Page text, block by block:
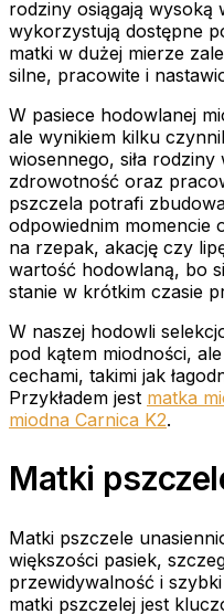
rodziny osiągają wysoką
wykorzystują dostępne
matki w dużej mierze
silne, pracowite i
W pasiece hodowlanej
ale wynikiem kilku
wiosennego, siła
zdrowotność oraz
pszczela potrafi
odpowiednim momencie
na rzepak, akację czy
wartość hodowlaną, bo
stanie w krótkim czasie
W naszej hodowli
pod kątem miodności,
cechami, takimi jak
Przykładem jest matka
miodna Carnica K2.
Matki
Matki pszczele
większości pasiek,
przewidywalność i
matki pszczelej jest